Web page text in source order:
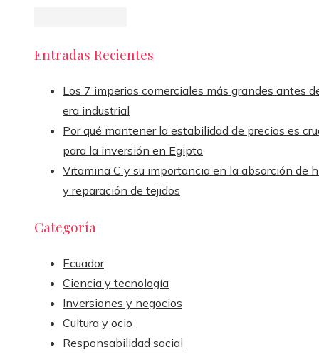
Entradas Recientes
Los 7 imperios comerciales más grandes antes
era industrial
Por qué mantener la estabilidad de precios es
para la inversión en Egipto
Vitamina C y su importancia en la absorción de
y reparación de tejidos
Categoría
Ecuador
Ciencia y tecnología
Inversiones y negocios
Cultura y ocio
Responsabilidad social